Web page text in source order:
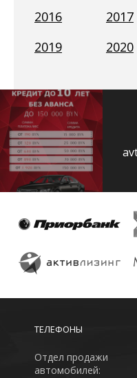
2016
2017
2019
2020
ТЕЛЕФОНЫ
Отдел продажи
автомобилей: